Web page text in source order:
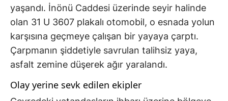
yaşandı. İnönü Caddesi üzerinde seyir halinde
olan 31 U 3607 plakalı otomobil, o esnada yolun
karşısına geçmeye çalışan bir yayaya çarptı.
Çarpmanın şiddetiyle savrulan talihsiz yaya,
asfalt zemine düşerek ağır yaralandı.
Olay yerine sevk edilen ekipler